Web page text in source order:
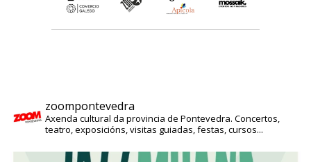
zoompontevedra
Axenda cultural da provincia de Pontevedra. Concertos,
teatro, exposicións, visitas guiadas, festas, cursos...